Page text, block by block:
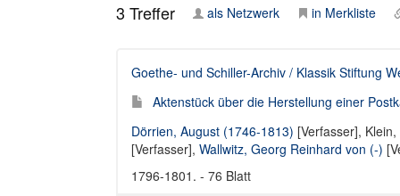
3 Treffer als Netzwerk in Merkliste
Goethe- und Schiller-Archiv / Klassik Stiftung
Aktenstück über die Herstellung einer
Dörrien, August (1746-1813) [Verfasser],
[Verfasser], Wallwitz, Georg Reinhard von (-)
1796-1801. - 76 Blatt